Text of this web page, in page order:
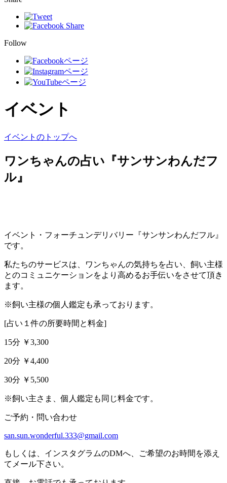
Follow
イベント
イベントのトップへ
ワンちゃんの占い『サンサンわんだフ
ル』
イベント・フォーチュンデリバリー『サンサンわんだフル』
です。
私たちのサービスは、ワンちゃんの気持ちを占い、飼い主様
とのコミュニケーションをより高めるお手伝いをさせて頂き
ます。
※飼い主様の個人鑑定も承っております。
[占い１件の所要時間と料金]
15分 ￥3,300
20分 ￥4,400
30分 ￥5,500
※飼い主さま、個人鑑定も同じ料金です。
ご予約・問い合わせ
san.sun.wonderful.333@gmail.com
もしくは、インスタグラムのDMへ、ご希望のお時間を添え
てメール下さい。